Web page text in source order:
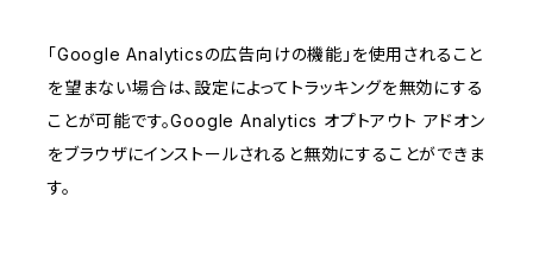
「Google Analyticsの広告向けの機能」を使用されること
を望まない場合は、設定によってトラッキングを無効にする
ことが可能です。Google Analytics オプトアウト アドオン
をブラウザにインストールされると無効にすることができま
す。